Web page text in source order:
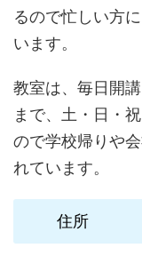
るので忙しい方
います。
教室は、毎日開
まで、土・日・
ので学校帰りや
れています。
住所